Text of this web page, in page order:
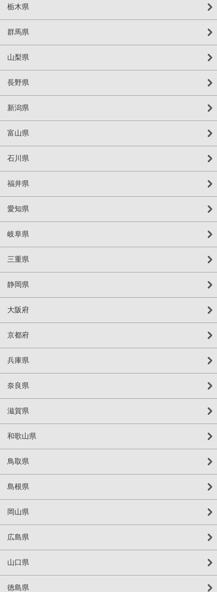
栃木県
群馬県
山梨県
長野県
新潟県
富山県
石川県
福井県
愛知県
岐阜県
三重県
静岡県
大阪府
京都府
兵庫県
奈良県
滋賀県
和歌山県
鳥取県
島根県
岡山県
広島県
山口県
徳島県